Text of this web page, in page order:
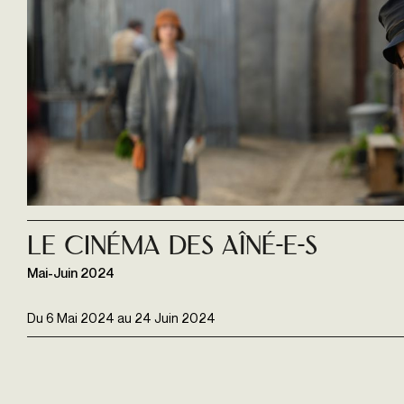
Du 6 Mai 2024 au 24 Juin 2024
Le Cinéma des Aîné-e-s
Mai-Juin 2024